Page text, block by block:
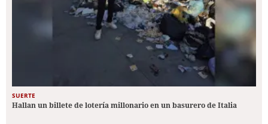
SUERTE
Hallan un billete de lotería millonario en un basurero de Italia